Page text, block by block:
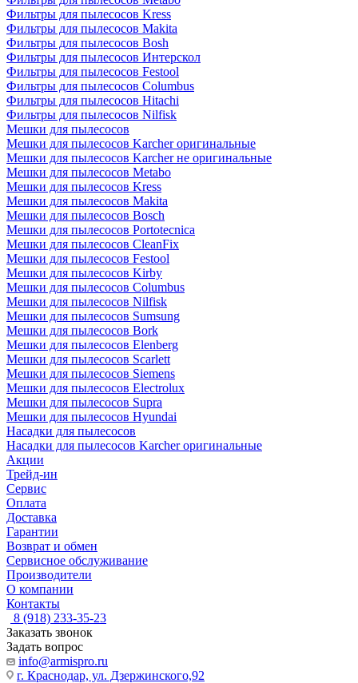
Фильтры для пылесосов Kress
Фильтры для пылесосов Makita
Фильтры для пылесосов Bosh
Фильтры для пылесосов Интерскол
Фильтры для пылесосов Festool
Фильтры для пылесосов Columbus
Фильтры для пылесосов Hitachi
Фильтры для пылесосов Nilfisk
Мешки для пылесосов
Мешки для пылесосов Karcher оригинальные
Мешки для пылесосов Karcher не оригинальные
Мешки для пылесосов Metabo
Мешки для пылесосов Kress
Мешки для пылесосов Makita
Мешки для пылесосов Bosch
Мешки для пылесосов Portotecnica
Мешки для пылесосов CleanFix
Мешки для пылесосов Festool
Мешки для пылесосов Kirby
Мешки для пылесосов Columbus
Мешки для пылесосов Nilfisk
Мешки для пылесосов Sumsung
Мешки для пылесосов Bork
Мешки для пылесосов Elenberg
Мешки для пылесосов Scarlett
Мешки для пылесосов Siemens
Мешки для пылесосов Electrolux
Мешки для пылесосов Supra
Мешки для пылесосов Hyundai
Насадки для пылесосов
Насадки для пылесосов Karcher оригинальные
Акции
Трейд-ин
Сервис
Оплата
Доставка
Гарантии
Возврат и обмен
Сервисное обслуживание
Производители
О компании
Контакты
8 (918) 233-35-23
Заказать звонок
Задать вопрос
info@armispro.ru
г. Краснодар, ул. Дзержинского,92